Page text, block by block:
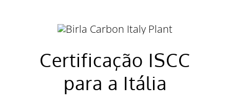
Certificação ISCC
para a Itália